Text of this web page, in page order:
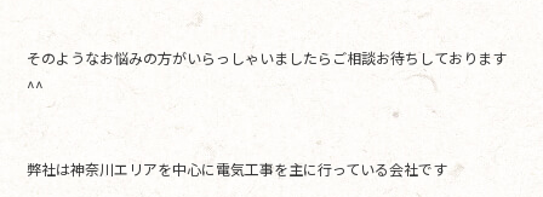
そのようなお悩みの方がいらっしゃいましたらご相談お待ちしております
^^
弊社は神奈川エリアを中心に電気工事を主に行っている会社です